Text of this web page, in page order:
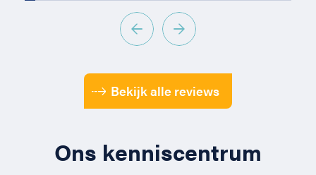
Bekijk alle reviews
Ons kenniscentrum